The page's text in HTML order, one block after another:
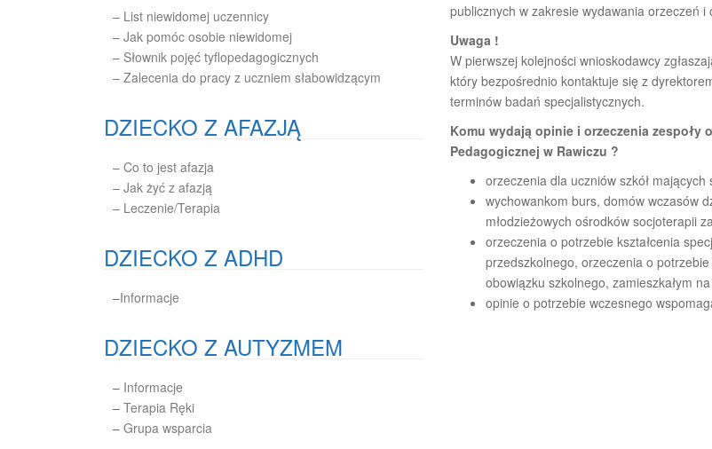
publicznych w zakresie wydawania orzeczeń
Uwaga !
W pierwszej kolejności wnioskodawcy
który bezpośrednio kontaktuje się z
terminów badań specjalistycznych.
Komu wydają opinie i orzeczenia zespoły
Pedagogicznej w Rawiczu ?
orzeczenia dla uczniów szkół
wychowankom burs, domów wczasów
młodzieżowych ośrodków socjoterapii
orzeczenia o potrzebie kształcenia
przedszkolnego, orzeczenia o
obowiązku szkolnego, zamieszkałym
opinie o potrzebie wczesnego
– List niewidomej uczennicy
– Jak pomóc osobie niewidomej
– Słownik pojęć tyflopedagogicznych
– Zalecenia do pracy z uczniem słabowidzącym
DZIECKO Z AFAZJĄ
– Co to jest afazja
– Jak żyć z afazją
– Leczenie/Terapia
DZIECKO Z ADHD
–Informacje
DZIECKO Z AUTYZMEM
– Informacje
– Terapia Ręki
– Grupa wsparcia